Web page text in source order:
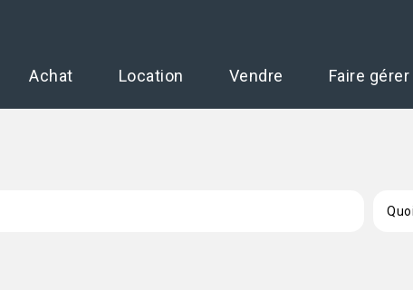
Achat Location Vendre Faire gérer